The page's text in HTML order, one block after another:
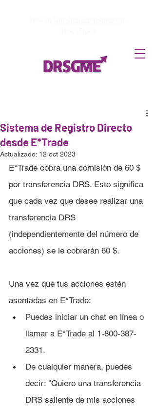
Sistema de Registro Directo
desde E*Trade
Actualizado: 12 oct 2023
E*Trade cobra una comisión de 60 $
por transferencia DRS. Esto significa
que cada vez que desee realizar una
transferencia DRS
(independientemente del número de
acciones) se le cobrarán 60 $.
Una vez que tus acciones estén
asentadas en E*Trade:
Puedes iniciar un chat en línea o
llamar a E*Trade al 1-800-387-
2331.
De cualquier manera, puedes
decir: "Quiero una transferencia
DRS saliente de mis acciones